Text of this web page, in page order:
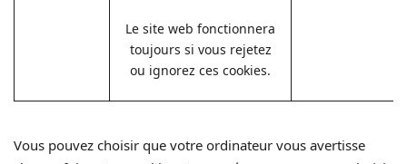
Le site web fonctionnera
toujours si vous rejetez
ou ignorez ces cookies.
Vous pouvez choisir que votre ordinateur vous avertisse